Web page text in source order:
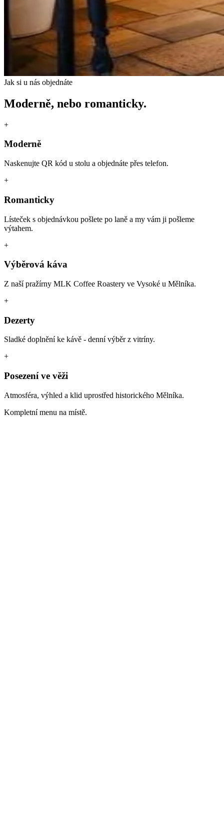
Jak si u nás objednáte
Moderně, nebo romanticky.
+
Moderně
Naskenujte QR kód u stolu a objednáte přes telefon.
+
Romanticky
Lísteček s objednávkou pošlete po laně a my vám ji pošleme
výtahem.
+
Výběrová káva
Z naší pražírny MLK Coffee Roastery ve Vysoké u Mělníka.
+
Dezerty
Sladké doplnění ke kávě - denní výběr z vitríny.
+
Posezení ve věži
Atmosféra, výhled a klid uprostřed historického Mělníka.
Kompletní menu na místě.